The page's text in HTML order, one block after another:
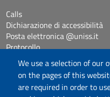
We use a selection of our
on the pages of this
are required in order to
Calls
Dichiarazione di accessibilità
Posta elettronica @uniss.it
Protocollo
Follow us